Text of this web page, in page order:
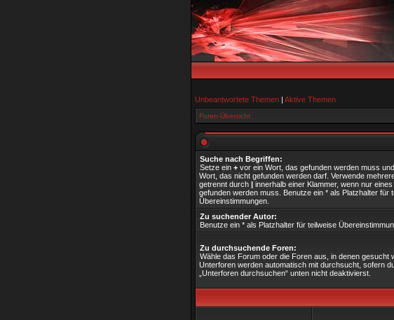
Unbeantwortete Themen | Aktive Themen
Foren-Übersicht
Suche nach Begriffen:
Setze ein + vor ein Wort, das gefunden werden muss
Wort, das nicht gefunden werden darf. Verwende
getrennt durch | innerhalb einer Klammer, wenn nur
gefunden werden muss. Benutze ein * als Platzhalter für
Übereinstimmungen.
Zu suchender Autor:
Benutze ein * als Platzhalter für teilweise
Zu durchsuchende Foren:
Wähle das Forum oder die Foren aus, in denen gesucht
Unterforen werden automatisch mit durchsucht, sofern
„Unterforen durchsuchen“ unten nicht deaktivierst.